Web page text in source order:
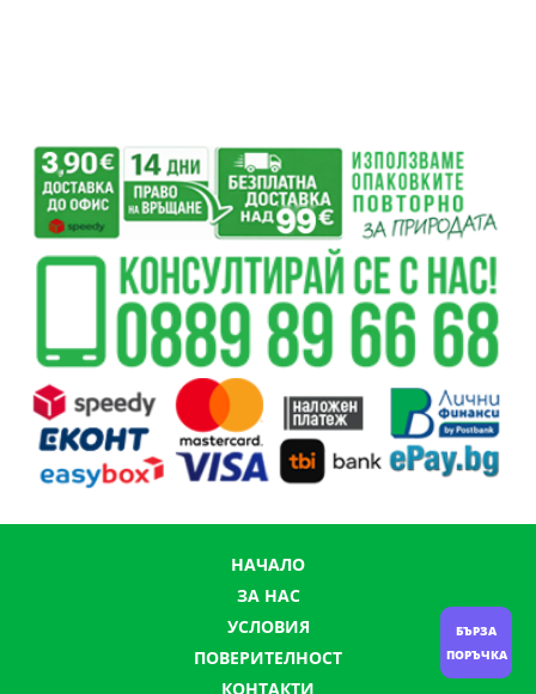
НАЧАЛО
ЗА НАС
УСЛОВИЯ
ПОВЕРИТЕЛНОСТ
КОНТАКТИ
БЪРЗА
ПОРЪЧКА